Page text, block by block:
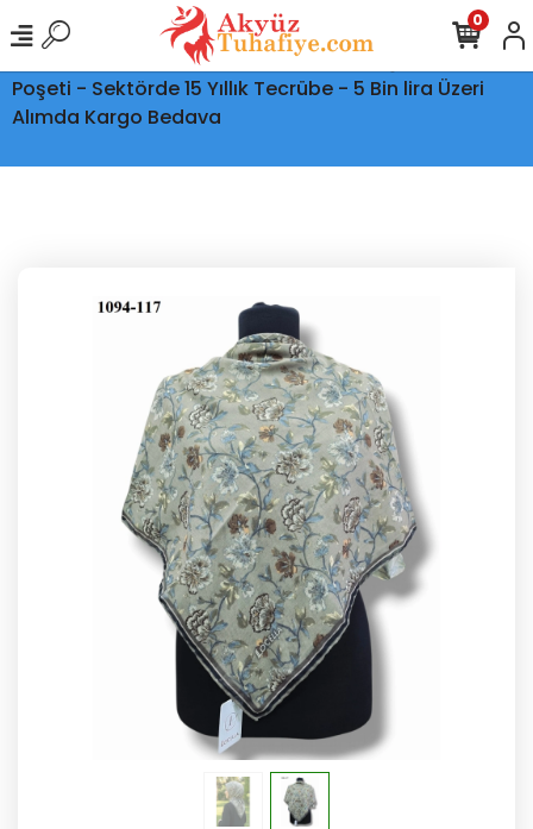
Ptt Kargo İle Tüm Türkiye'ye Teslimat - Şeffaf Kargo
Poşeti - Sektörde 15 Yıllık Tecrübe - 5 Bin lira Üzeri
Alımda Kargo Bedava
0